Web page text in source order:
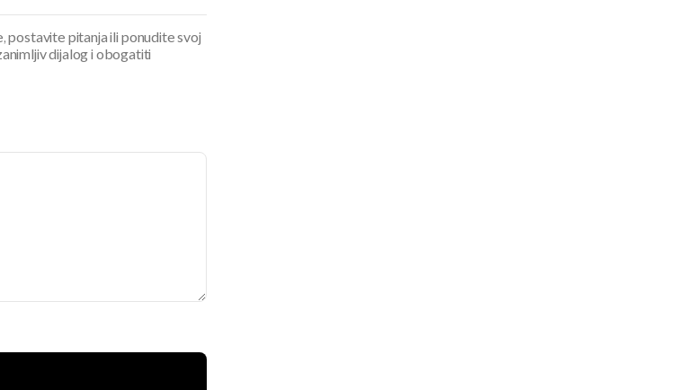
postavite pitanja ili ponudite svoj
dijalog i obogatiti